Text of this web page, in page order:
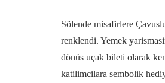
Sölende misafirlere
renklendi. Yemek
dönüs uçak bileti olarak
katilimcilara sembolik